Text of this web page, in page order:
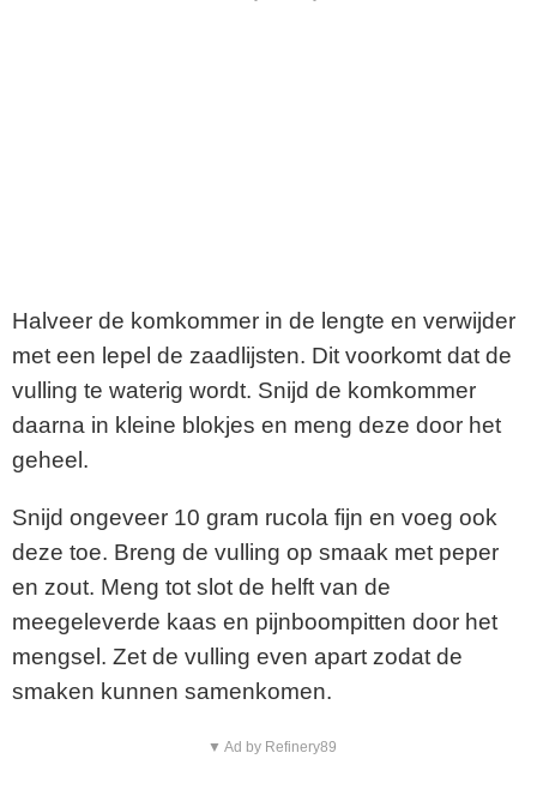
Halveer de komkommer in de lengte en verwijder
met een lepel de zaadlijsten. Dit voorkomt dat de
vulling te waterig wordt. Snijd de komkommer
daarna in kleine blokjes en meng deze door het
geheel.
Snijd ongeveer 10 gram rucola fijn en voeg ook
deze toe. Breng de vulling op smaak met peper
en zout. Meng tot slot de helft van de
meegeleverde kaas en pijnboompitten door het
mengsel. Zet de vulling even apart zodat de
smaken kunnen samenkomen.
▼ Ad by Refinery89